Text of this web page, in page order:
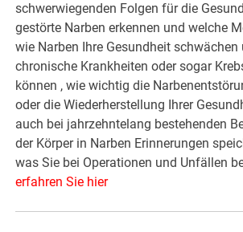
schwerwiegenden Folgen für die
gestörte Narben erkennen und welche
wie Narben Ihre Gesundheit schwächen
chronische Krankheiten oder sogar
können , wie wichtig die
oder die Wiederherstellung Ihrer
auch bei jahrzehntelang bestehenden
der Körper in Narben Erinnerungen
was Sie bei Operationen und Unfällen
erfahren Sie hier